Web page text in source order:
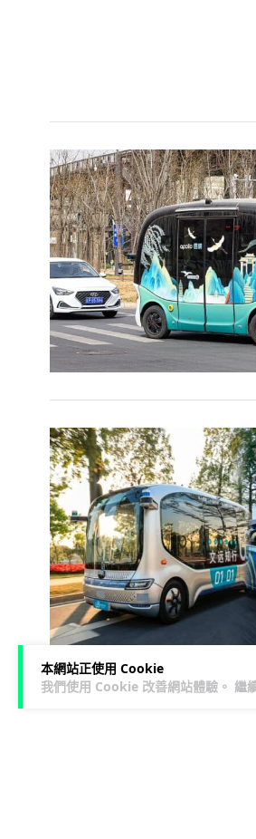
本網站正使用 Cookie
我們使用 Cookie 改善網站體驗。 繼